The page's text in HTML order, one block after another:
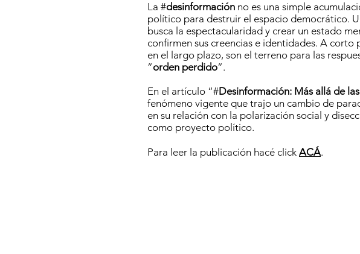
La #desinformación no es una simple
político para destruir el espacio democrático.
busca la espectacularidad y crear un estado
confirmen sus creencias e identidades. A
en el largo plazo, son el terreno para las
”orden perdido”.
En el artículo “#Desinformación: Más allá de
fenómeno vigente que trajo un cambio de
en su relación con la polarización social y
como proyecto político.
Para leer la publicación hacé click ACÁ.